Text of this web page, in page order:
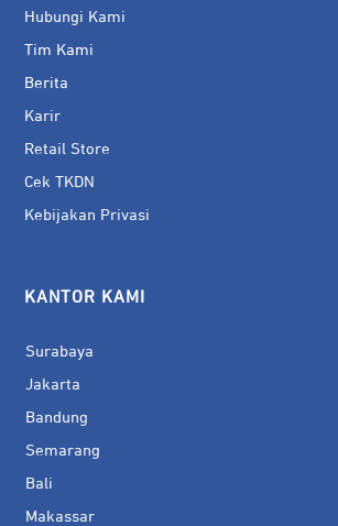
Hubungi Kami
Tim Kami
Berita
Karir
Retail Store
Cek TKDN
Kebijakan Privasi
KANTOR KAMI
Surabaya
Jakarta
Bandung
Semarang
Bali
Makassar